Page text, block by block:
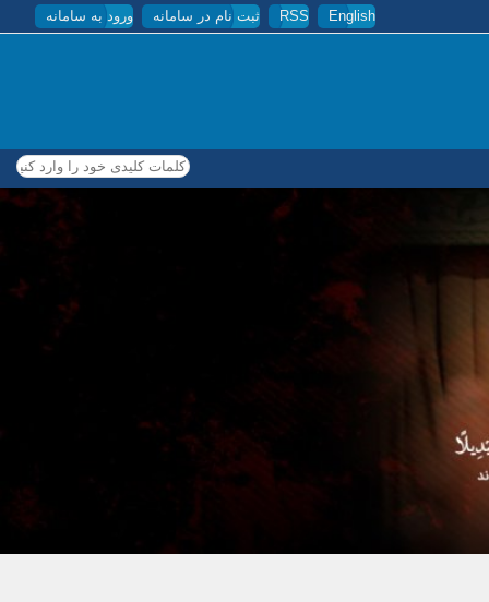
English
RSS ثبت نام در سامانه ورود به سامانه
کلمات کلیدی خود را وارد کنید